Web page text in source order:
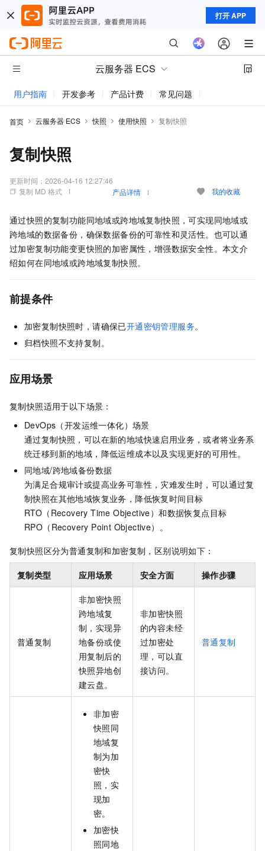
打开 APP
云服务器 ECS
用户指南 开发参考 产品计费 常见问题
首页 云服务器 ECS 快照 使用快照 复制快照
复制快照
更新时间： 2026-04-16 12:27:46
复制 MD 格式
产品详情 我的收藏
通过快照的复制功能同地域或跨地域复制快照，可实现同地域或
跨地域的数据备份，确保数据备份的可靠性和灵活性。也可以通
过加密复制功能变更快照的加密属性，增强数据安全性。本文介
绍如何在同地域或跨地域复制快照。
前提条件
加密复制快照时，请确保已开通密钥管理服务。
归档快照不支持复制。
应用场景
复制快照适用于以下场景：
DevOps（开发运维一体化）场景
通过复制快照，可以在新的地域快速启用业务，或者将业务系
统迁移到新的地域，降低运维成本以及实现更好的可用性。
同地域/跨地域备份数据
为满足合规审计或提高业务可靠性，灾难发生时，可以通过复
制快照在其他地域恢复业务，降低恢复时间目标
RTO（Recovery Time Objective）和数据恢复点目标
RPO（Recovery Point Objective）。
复制快照区分为普通复制和加密复制，区别说明如下：
复制类型 应用场景 安全方面 操作步骤
普通复制
非加密快照
跨地域复
制，实现异
地备份或使
用复制后的
快照异地创
建云盘。
非加密快照
的内容未经
过加密处
理，可以直
接访问。
普通复制
非加密
快照同
地域复
制为加
密快
照，实
现加
密。
加密快
照同地